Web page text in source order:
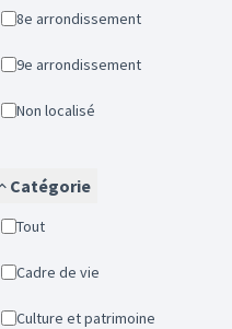
8e arrondissement
9e arrondissement
Non localisé
Catégorie
Tout
Cadre de vie
Culture et patrimoine